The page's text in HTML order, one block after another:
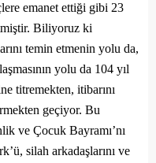
emanet ettiği gibi 23
Biliyoruz ki
temin etmenin yolu da,
yolu da 104 yıl
titremekten, itibarını
geçiyor. Bu
ve Çocuk Bayramı’nı
silah arkadaşlarını ve